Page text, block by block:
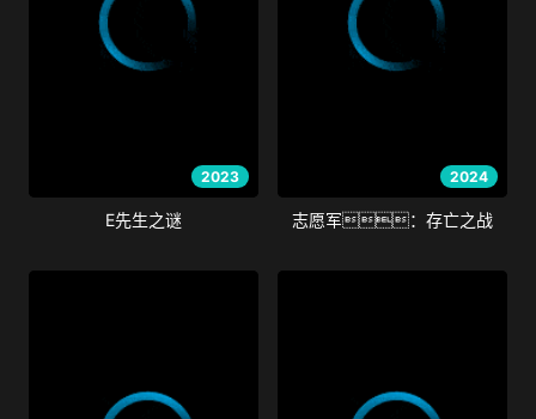
2023
E先生之谜
2024
志愿军：存亡之战